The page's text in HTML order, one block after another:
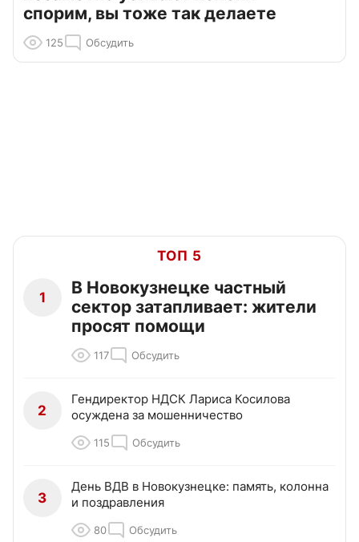
спорим, вы тоже так делаете
125 Обсудить
ТОП 5
1
В Новокузнецке частный
сектор затапливает: жители
просят помощи
117 Обсудить
2
Гендиректор НДСК Лариса Косилова
осуждена за мошенничество
115 Обсудить
3
День ВДВ в Новокузнецке: память, колонна
и поздравления
80 Обсудить